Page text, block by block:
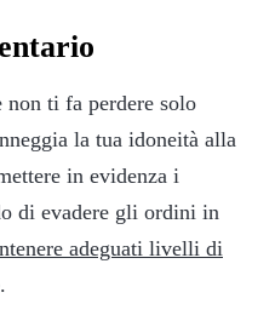
non ti fa perdere solo
la tua idoneità alla
in evidenza i
di evadere gli ordini in
adeguati livelli di